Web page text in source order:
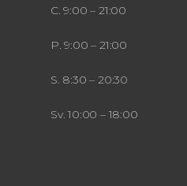
C. 9:00 – 21:00
P. 9:00 – 21:00
S. 8:30 – 20:30
Sv. 10:00 – 18:00